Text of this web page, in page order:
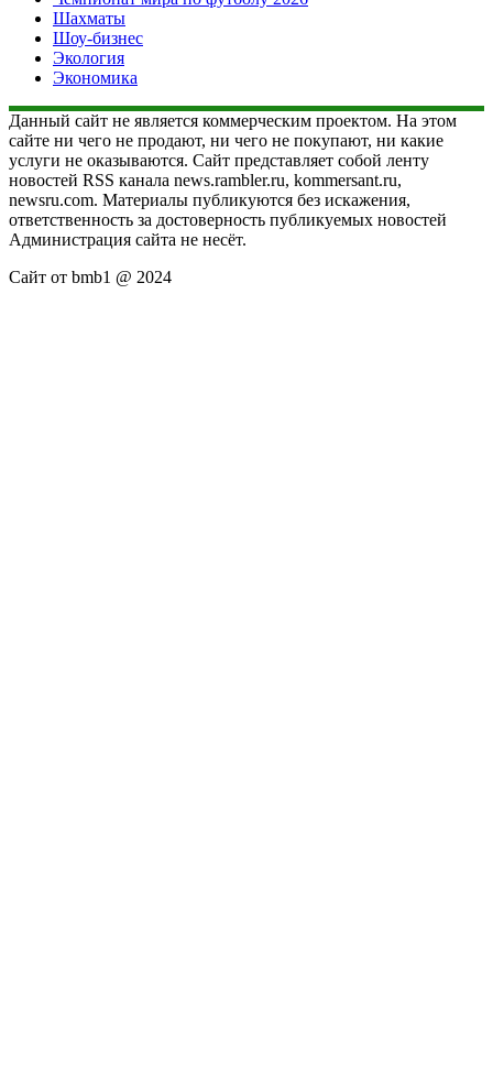
Шахматы
Шоу-бизнес
Экология
Экономика
Данный сайт не является коммерческим проектом. На этом
сайте ни чего не продают, ни чего не покупают, ни какие
услуги не оказываются. Сайт представляет собой ленту
новостей RSS канала news.rambler.ru, kommersant.ru,
newsru.com. Материалы публикуются без искажения,
ответственность за достоверность публикуемых новостей
Администрация сайта не несёт.
Сайт от bmb1 @ 2024